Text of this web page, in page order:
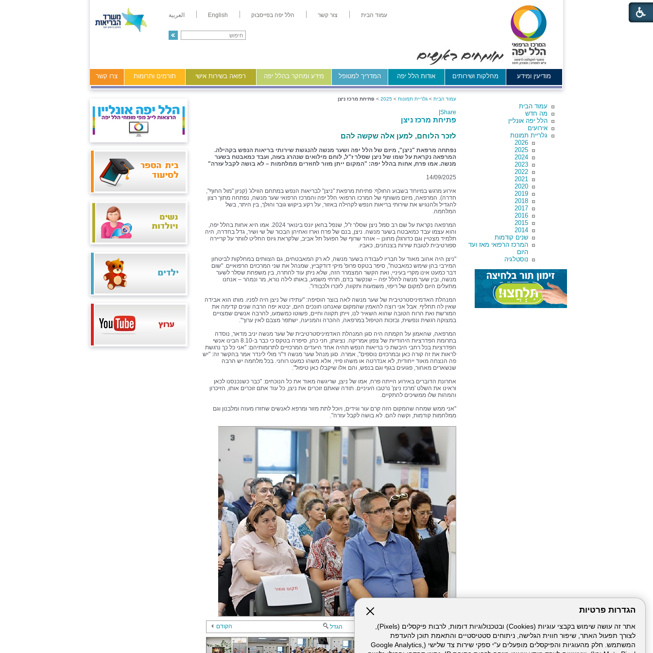
הגדרות פרטיות
אתר זה עושה שימוש בקבצי עוגיות (Cookies) ובטכנולוגיות דומות, לרבות פיקסלים (Pixels),
לצורך תפעול האתר, שיפור חווית הגלישה, ניתוחים סטטיסטיים והתאמת תוכן להעדפת
המשתמש. חלק מהעוגיות והפיקסלים מופעלים ע"י ספקי שירות צד שלישי (Google Analytics,
עמוד הבית צור קשר הלל יפה בפייסבוק English العربية
מודיעין ומידע מחלקות ושירותים אודות הלל יפה המדריך למטופל מידע ומחקר בהלל יפה רפואה בשירות אישי תורמים ותרומות צרו קשר
עמוד הבית
מה חדש
הלל יפה אונליין
אירועים
גלריית תמונות
2026
2025
2024
2023
2022
2021
2020
2019
2018
2017
2016
2015
2014
שנים קודמות
המרכז הרפואי מאז ועד
היום
נוסטלגיה
עמוד הבית > גלריית תמונות >
2025
> פתיחת מרכז ניצן
Share
פתיחת מרכז ניצן
לזכר הלוחם, למען אלה שקשה להם
נפתחה מרפאת "ניצן", מיזם של הלל יפה ושער מנשה להנגשת שירותי בריאות הנפש בקהילה.
המרפאה נקראת על שמו של ניצן שסלר ז"ל, לוחם מילואים שנהרג בעזה, ועבד כמאבטח בשער
מנשה. אמו פרח, אחות בהלל יפה: "המקום ייתן מזור לחוזרים ממלחמות – לא בושה לקבל עזרה"
14/09/2025
אירוע מרגש במיוחד בשבוע החולף: פתיחת מרפאת "ניצן" לבריאות הנפש במתחם הווילג' (קניון "מול החוף",
חדרה). המרפאה, מיזם משותף של המרכז הרפואי הלל יפה והמרכז הרפואי שער מנשה, נפתחה מתוך רצון
להגדיל ולהנגיש את שירותי בריאות הנפש לקהילה באזור, על רקע ביקוש גובר והולך, בין היתר, בשל
המלחמה.
המרפאה נקראת על שם רב סמל ניצן שסלר ז"ל, שנפל בחאן יונס בינואר 2024. אמו היא אחות בהלל יפה,
והוא עצמו עבד כמאבטח בשער מנשה. ניצן, בנם של פרח וארז ואחיהן הבכור של שי ושיר, גדל בחדרה, היה
תלמיד מצטיין וגם כדורגלן מחונן – אוהד שרוף של הפועל תל אביב, שלקראת גיוס החליט לוותר על קריירה
ספורטיבית לטובת שירות בצנחנים, כאביו.
"ניצן היה אהוב מאוד על חבריו לעבודה בשער מנשה, לא רק המאבטחים, גם הצוותים במחלקות לביטחון
המירבי בהן שימש כמאבטח", סיפר בטקס פרופ' מיקי דודקביץ, שמנהל את שני המרכזים הרפואיים. "שום
דבר כמעט אינו מקרי בעיניי, ואת הקשר המצמרר הזה, שלא ניתן עוד להתרה, בין משפחת שסלר לשער
מנשה, ובין שער מנשה להלל יפה – שנקשר בדם, תרתי משמע, באותו לילה נורא, מר ונמהר – אנחנו
מתעלים היום למקום של ריפוי, משמעות ותקווה, לזכרו ולכבודו".
המנהלת האדמיניסטרטיבית של שער מנשה לאה בוצר הוסיפה: "עתידו של ניצן היה לפניו. מותו הוא אבידה
שאין לה תחליף. אבל אני רוצה להאמין שהמקום שאנחנו חונכים היום, יבטא יפה הרבה שנים קדימה את
המורשת ואת הרוח הטובה שהוא השאיר לנו, וייתן תקווה וחיים, פשוטו כמשמעו, להרבה אנשים שמצויים
במצוקה רגשית ונפשית, ובזכות הטיפול במרפאה, ההכרה והמניעה, ישתפר מצבם לאין ערוך".
המרפאה, שהאמון על הקמתה היה סגן המנהלת האדמיניסטרטיבית של שער מנשה יניב מדאר, נוסדה
בתרומת הפדרציות היהודיות של צפון אמריקה. נציגתן, חני כהן, סיפרה בטקס כי כבר ב-8.10 הבינו אנשי
הפדרציות בכל רחבי היבשת כי בריאות הנפש תהיה אחד היעדים המרכזיים לתרומותיהם: "אני כל כך נרגשת
לראות את זה קורה כאן ובמרכזים נוספים", אמרה. סגן מנהל שער מנשה ד"ר מולי לינדר אמר בהקשר זה: "יש
פה הנצחה מאוד ייחודית, לא אנדרטה או משהו פיזי, אלא משהו כמעט רוחני. בכל מלחמה יש הרבה
שנשארים מאחור, פגועים בגוף וגם בנפש, והם אלו שיקבלו כאן טיפול".
אחרונת הדוברים באירוע הייתה פרח, אמו של ניצן, שריגשה מאוד את כל הנוכחים: "כבר כשנכנסנו לכאן
וראינו את השלט 'מרכז ניצן' נרטבו העיניים. תודה שאתם זוכרים את ניצן, כל עוד אתם זוכרים אותו, הזיכרון
והמהות שלו ממשיכים להתקיים.
"אני ממש שמחה שהמקום הזה קרם עור וגידים, ויוכל לתת מזור ומרפא לאנשים שחזרו מעזה ומלבנון וגם
ממלחמות קודמות, וקשה להם. לא בושה לקבל עזרה".
הקודם הגדל הבא